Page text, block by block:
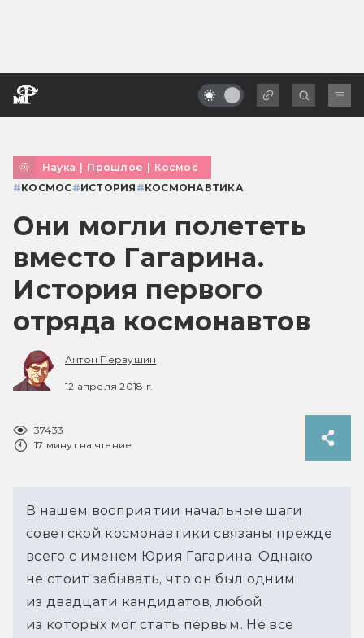
Наука | Прошлое | Космос
#КОСМОС#ИСТОРИЯ #КОСМОНАВТИКА
Они могли полететь
вместо Гагарина.
История первого
отряда космонавтов
Антон Первушин
12 апреля 2018 г.
37433
17 минут на чтение
В нашем восприятии начальные шаги
советской космонавтики связаны прежде
всего с именем Юрия Гагарина. Однако
не стоит забывать, что он был одним
из двадцати кандидатов, любой
из которых мог стать первым. Не все